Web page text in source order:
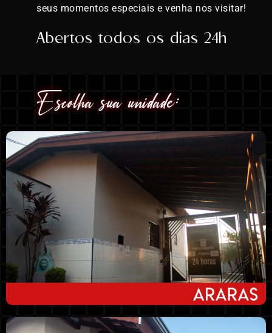
seus momentos especiais e venha nos visitar!
Abertos todos os dias 24h
Escolha sua unidade: